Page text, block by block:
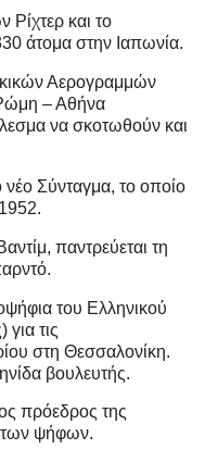
Ρίχτερ και το
άτομα στην Ιαπωνία.
Αερογραμμών
– Αθήνα
να σκοτωθούν και
νέο Σύνταγμα, το οποίο
παντρεύεται τη
του Ελληνικού
τις
στη Θεσσαλονίκη.
βουλευτής.
πρόεδρος της
των ψήφων.